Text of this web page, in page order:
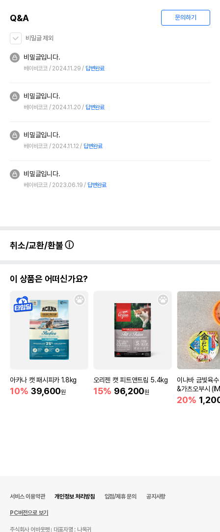
Q&A 문의하기
비밀글 제외
비밀글입니다.
베이비코코 2024.11.29 답변완료
비밀글입니다.
베이비코코 2024.11.20 답변완료
비밀글입니다.
베이비코코 2024.11.12 답변완료
비밀글입니다.
베이비코코 2023.06.19 답변완료
취소/교환/환불
이 상품은 어떠신가요?
아카나 캣 패시피카 1.8kg
10% 39,600원
오리젠 캣 피트앤트림 5.4kg
15% 96,200원
이나바 금빛육
&가츠오부시
20%
서비스 이용약관 개인정보 처리방침 입점/제휴 문의 공지사항
PC버전으로 보기
주식회사 어바웃펫 대표자명 : 나옥귀